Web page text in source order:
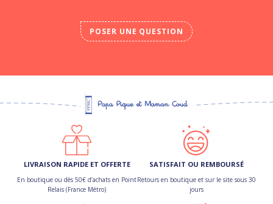
POSER UNE QUESTION
LIVRAISON RAPIDE ET OFFERTE
En boutique ou dès 50€ d’achats en Point
Relais (France Métro)
SATISFAIT OU REMBOURSÉ
Retours en boutique et sur le site sous 30
jours